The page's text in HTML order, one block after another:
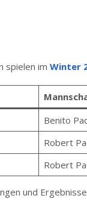
spielen im Winter
Benito
Robert
Robert
und